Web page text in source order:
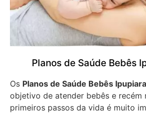
Planos de Saúde Bebês
Os Planos de Saúde Bebês
objetivo de atender bebês e recém
primeiros passos da vida é muito